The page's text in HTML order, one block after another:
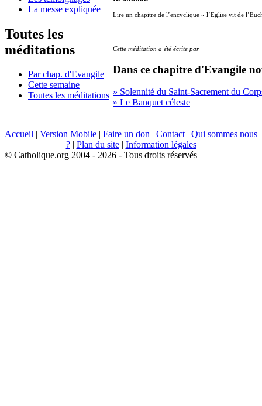
La messe expliquée
Toutes les
méditations
Par chap. d'Evangile
Cette semaine
Toutes les méditations
Lire un chapitre de l’encyclique « l’Eglise vit de
Cette méditation a été écrite par
Dans ce chapitre d'Evangile
» Solennité du Saint-Sacrement du
» Le Banquet céleste
Accueil | Version Mobile | Faire un don | Contact | Qui sommes nous
?| Plan du site| Information légales
© Catholique.org 2004 - 2026 - Tous droits réservés